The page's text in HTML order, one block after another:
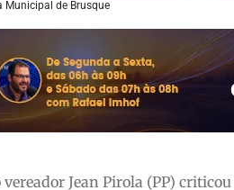
Municipal de Brusque
Jean Pirola (PP)